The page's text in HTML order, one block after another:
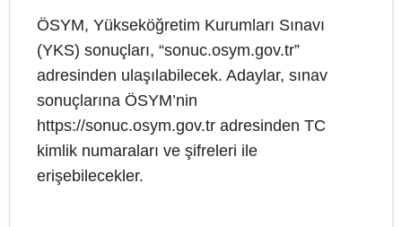
ÖSYM, Yükseköğretim Kurumları Sınavı
(YKS) sonuçları, “sonuc.osym.gov.tr”
adresinden ulaşılabilecek. Adaylar, sınav
sonuçlarına ÖSYM’nin
https://sonuc.osym.gov.tr adresinden TC
kimlik numaraları ve şifreleri ile
erişebilecekler.